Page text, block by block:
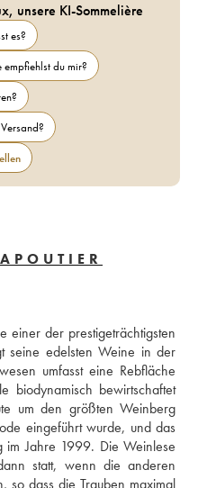
unsere KI-Sommelière
es?
du mir?
einer der prestigeträchtigsten
seine edelsten Weine in der
umfasst eine Rebfläche
biodynamisch bewirtschaftet
um den größten Weinberg
eingeführt wurde, und das
im Jahre 1999. Die Weinlese
statt, wenn die anderen
so dass die Trauben maximal